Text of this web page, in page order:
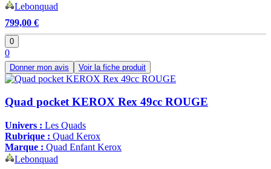
Lebonquad
799,00 €
0
0
Donner mon avis Voir la fiche produit
Quad pocket KEROX Rex 49cc ROUGE
Univers : Les Quads
Rubrique : Quad Kerox
Marque : Quad Enfant Kerox
Lebonquad